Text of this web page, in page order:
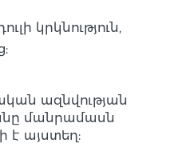
կրկնություն,
ազնվության
մանրամասն
է այստեղ: